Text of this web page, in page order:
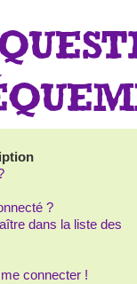
?
dans la liste des
connecter !